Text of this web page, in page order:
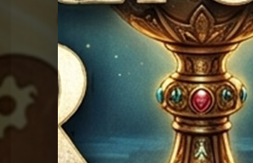
Graal
Les réponses du
Graal
Les réponses du Graal